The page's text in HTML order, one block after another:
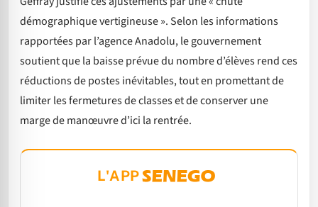
démographique vertigineuse ». Selon les informations
rapportées par l’agence Anadolu, le gouvernement
soutient que la baisse prévue du nombre d’élèves rend ces
réductions de postes inévitables, tout en promettant de
limiter les fermetures de classes et de conserver une
marge de manœuvre d’ici la rentrée.
L'APP